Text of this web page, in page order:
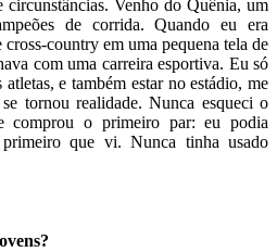
circunstâncias. Venho do Quênia, um
de corrida. Quando eu era
country em uma pequena tela de
com uma carreira esportiva. Eu só
e também estar no estádio, me
tornou realidade. Nunca esqueci o
comprou o primeiro par: eu podia
que vi. Nunca tinha usado